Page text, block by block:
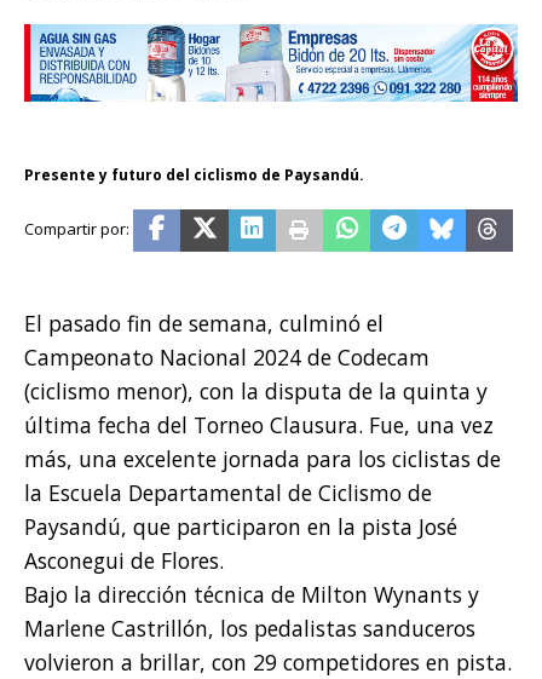
Presente y futuro del ciclismo de Paysandú.
El pasado fin de semana, culminó el
Campeonato Nacional 2024 de Codecam
(ciclismo menor), con la disputa de la quinta y
última fecha del Torneo Clausura. Fue, una vez
más, una excelente jornada para los ciclistas de
la Escuela Departamental de Ciclismo de
Paysandú, que participaron en la pista José
Asconegui de Flores.
Bajo la dirección técnica de Milton Wynants y
Marlene Castrillón, los pedalistas sanduceros
volvieron a brillar, con 29 competidores en pista.